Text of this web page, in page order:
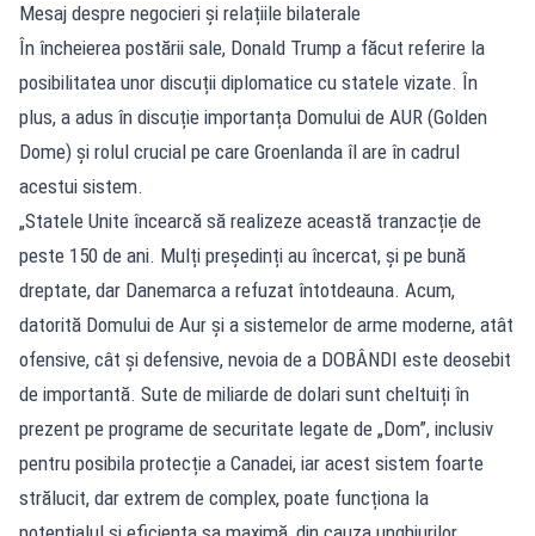
Mesaj despre negocieri și relațiile bilaterale
În încheierea postării sale, Donald Trump a făcut referire la
posibilitatea unor discuții diplomatice cu statele vizate. În
plus, a adus în discuție importanța Domului de AUR (Golden
Dome) și rolul crucial pe care Groenlanda îl are în cadrul
acestui sistem.
„Statele Unite încearcă să realizeze această tranzacție de
peste 150 de ani. Mulți președinți au încercat, și pe bună
dreptate, dar Danemarca a refuzat întotdeauna. Acum,
datorită Domului de Aur și a sistemelor de arme moderne, atât
ofensive, cât și defensive, nevoia de a DOBÂNDI este deosebit
de importantă. Sute de miliarde de dolari sunt cheltuiți în
prezent pe programe de securitate legate de „Dom”, inclusiv
pentru posibila protecție a Canadei, iar acest sistem foarte
strălucit, dar extrem de complex, poate funcționa la